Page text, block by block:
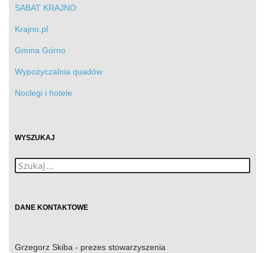
SABAT KRAJNO
Krajno.pl
Gmina Górno
Wypożyczalnia quadów
Noclegi i hotele
WYSZUKAJ
Szukaj:
DANE KONTAKTOWE
Grzegorz Skiba - prezes stowarzyszenia